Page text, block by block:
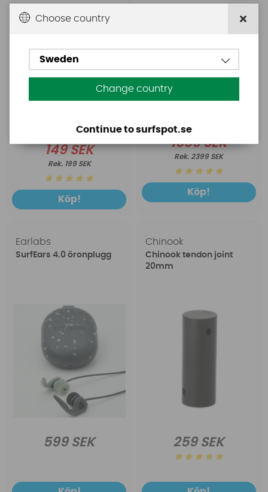
149 SEK
199 SEK
Köp!
1699 SEK
2399 SEK
Köp!
Earlabs
SurfEars 4.0 öronplugg
599 SEK
Chinook
Chinook tendon joint
20mm
259 SEK
Choose country
Sweden
Change country
Continue to surfspot.se